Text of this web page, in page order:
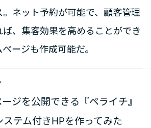
ネット予約が可能で、顧客管理
、集客効果を高めることができ
ージも作成可能だ。
ジを公開できる『ペライチ』
テム付きHPを作ってみた